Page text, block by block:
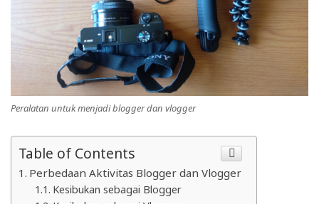
Peralatan untuk menjadi blogger dan vlogger
Table of Contents
Perbedaan Aktivitas Blogger dan Vlogger
Kesibukan sebagai Blogger